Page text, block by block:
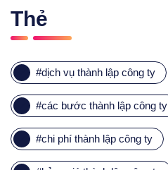
Thẻ
#dịch vụ thành lập công ty
#các bước thành lập công ty
#chi phí thành lập công ty